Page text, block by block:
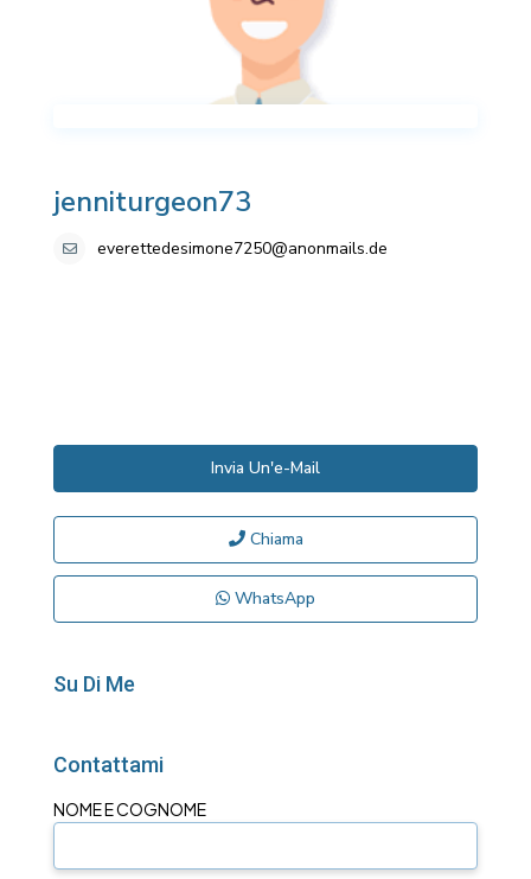
jenniturgeon73
everettedesimone7250@anonmails.de
Invia Un'e-Mail
Chiama
WhatsApp
Su Di Me
Contattami
NOME E COGNOME